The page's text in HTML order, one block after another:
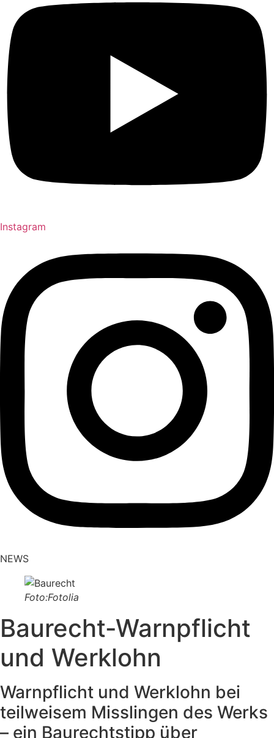
Instagram
NEWS
Foto:Fotolia
Baurecht-Warnpflicht
und Werklohn
Warnpflicht und Werklohn bei
teilweisem Misslingen des Werks
– ein Baurechtstipp über